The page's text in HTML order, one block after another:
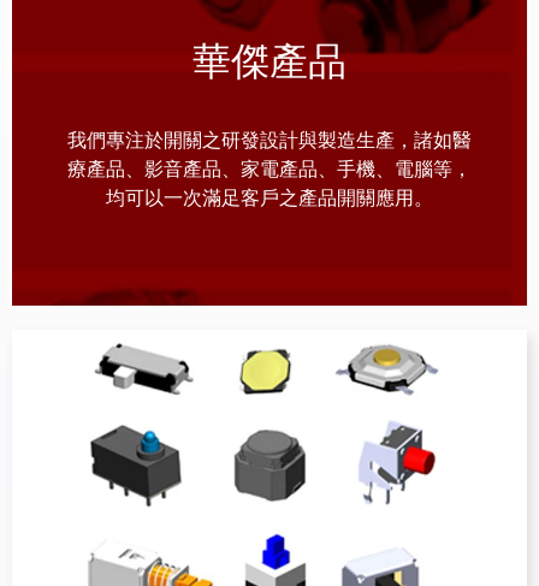
華傑產品
我們專注於開關之研發設計與製造生產，諸如醫
療產品、影音產品、家電產品、手機、電腦等，
均可以一次滿足客戶之產品開關應用。